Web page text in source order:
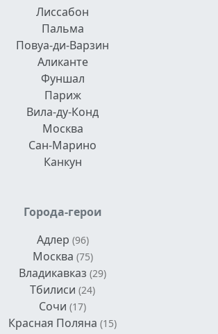
Лиссабон
Пальма
Повуа-ди-Варзин
Аликанте
Фуншал
Париж
Вила-ду-Конд
Москва
Сан-Марино
Канкун
Города-герои
Адлер (96)
Москва (75)
Владикавказ (29)
Тбилиси (24)
Сочи (17)
Красная Поляна (15)